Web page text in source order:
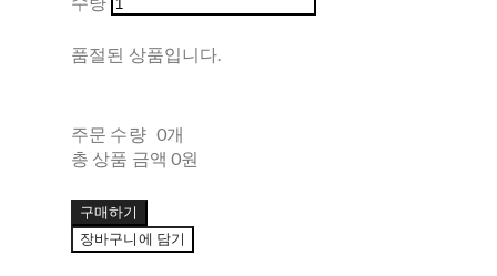
품절된 상품입니다.
주문 수량 0개
총 상품 금액 0원
구매하기
장바구니에 담기